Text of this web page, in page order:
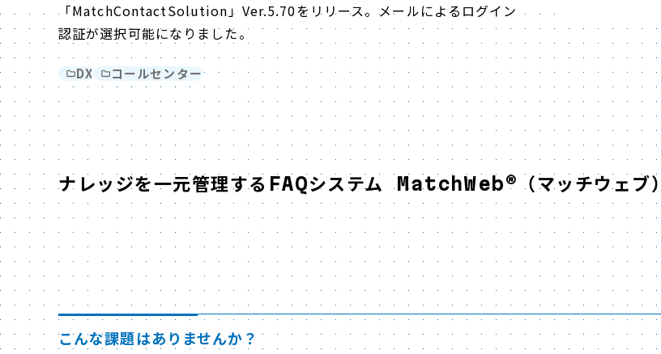
「MatchContactSolution」Ver.5.70をリリース。メールによるログイン
認証が選択可能になりました。
DX コールセンター
ナレッジを一元管理するFAQシステム MatchWeb®（マッチウェブ）
こんな課題はありませんか？